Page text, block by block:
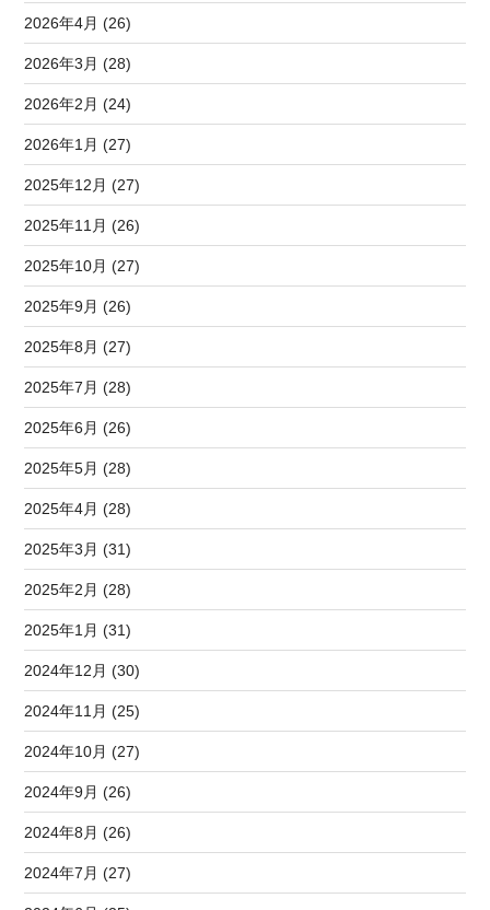
2026年4月 (26)
2026年3月 (28)
2026年2月 (24)
2026年1月 (27)
2025年12月 (27)
2025年11月 (26)
2025年10月 (27)
2025年9月 (26)
2025年8月 (27)
2025年7月 (28)
2025年6月 (26)
2025年5月 (28)
2025年4月 (28)
2025年3月 (31)
2025年2月 (28)
2025年1月 (31)
2024年12月 (30)
2024年11月 (25)
2024年10月 (27)
2024年9月 (26)
2024年8月 (26)
2024年7月 (27)